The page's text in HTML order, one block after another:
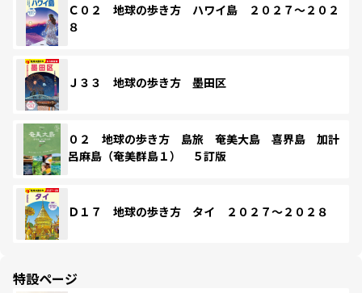
Ｃ０２ 地球の歩き方 ハワイ島 ２０２７～２０２
８
Ｊ３３ 地球の歩き方 墨田区
０２ 地球の歩き方 島旅 奄美大島 喜界島 加計
呂麻島（奄美群島１） ５訂版
Ｄ１７ 地球の歩き方 タイ ２０２７～２０２８
特設ページ